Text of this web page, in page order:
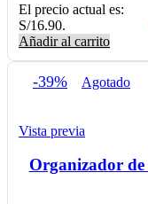
El precio actual es:
S/16.90.
Añadir al carrito
-39% Agotado
Vista previa
Organizador